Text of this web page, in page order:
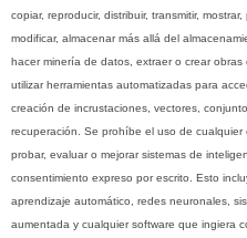
copiar, reproducir, distribuir, transmitir,
modificar, almacenar más allá del
hacer minería de datos, extraer o crear
utilizar herramientas automatizadas para
creación de incrustaciones, vectores,
recuperación. Se prohíbe el uso de cualquier
probar, evaluar o mejorar sistemas de
consentimiento expreso por escrito. Esto
aprendizaje automático, redes neuronales,
aumentada y cualquier software que ingiera